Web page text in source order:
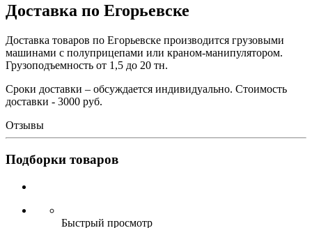
Доставка по Егорьевске
Доставка товаров по Егорьевске производится грузовыми
машинами с полуприцепами или краном-манипулятором.
Грузоподъемность от 1,5 до 20 тн.
Сроки доставки – обсуждается индивидуально. Стоимость
доставки - 3000 руб.
Отзывы
Подборки товаров
Быстрый просмотр